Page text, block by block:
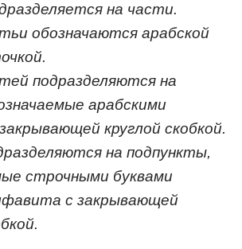
на части.
обозначаются арабской
подразделяются на
арабскими
круглой скобкой.
на подпункты,
строчными буквами
с закрывающей